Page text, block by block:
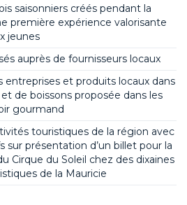
saisonniers créés pendant la
première expérience valorisante
jeunes
auprès de fournisseurs locaux
entreprises et produits locaux dans
de boissons proposée dans les
gourmand
touristiques de la région avec
sur présentation d’un billet pour la
Cirque du Soleil chez des dixaines
de la Mauricie